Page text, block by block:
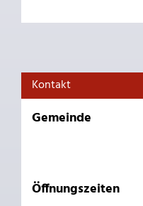
Kontakt
Gemeinde
Öffnungszeiten